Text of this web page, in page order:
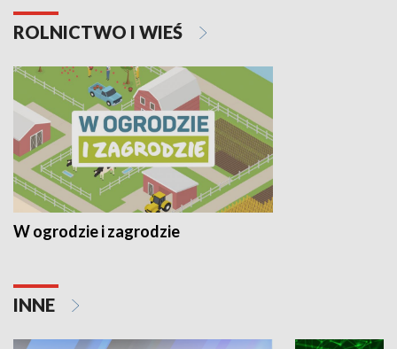
ROLNICTWO I WIEŚ
W ogrodzie i zagrodzie
INNE